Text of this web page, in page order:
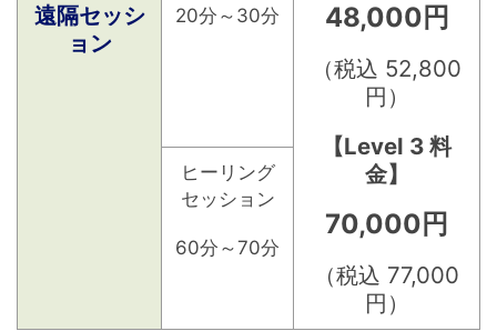
遠隔セッシ
ョン
20分～30分 48,000円
（税込 52,800
円）
【Level 3 料
金】
70,000円
（税込 77,000
円）
ヒーリング
セッション
60分～70分